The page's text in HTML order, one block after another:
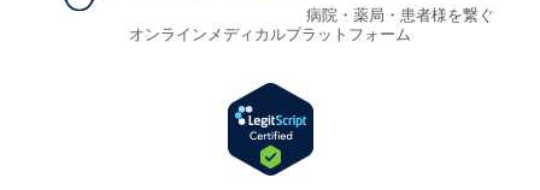
病院・薬局・患者様を繋ぐ
オンラインメディカルプラットフォーム